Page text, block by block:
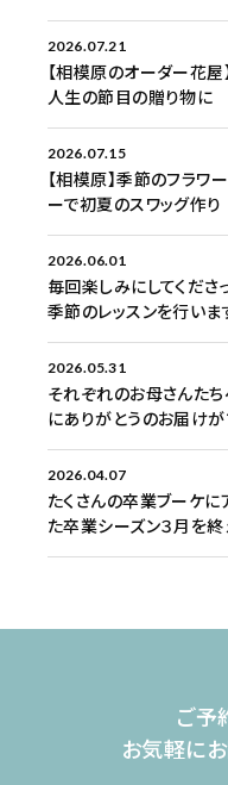
2026.07.21
【相模原のオーダー花
人生の節目の贈り物に
2026.07.15
【相模原】季節のフラワ
ーで初夏のスワッグ作り
2026.06.01
毎回楽しみにしてくださ
季節のレッスンを行いま
2026.05.31
それぞれのお母さんたち
にありがとうのお届け
2026.04.07
たくさんの卒業ブーケ
た卒業シーズン３月を終
ご予
お気軽に